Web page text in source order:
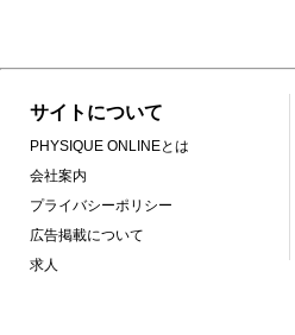
サイトについて
PHYSIQUE ONLINEとは
会社案内
プライバシーポリシー
広告掲載について
求人